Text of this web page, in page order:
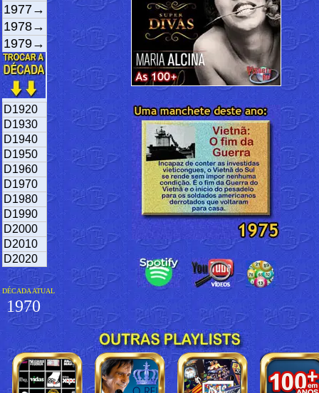
1977→
1978→
1979→
D1920
D1930
D1940
D1950
D1960
D1970
D1980
D1990
D2000
D2010
D2020
DÉCADA ATUAL
1970